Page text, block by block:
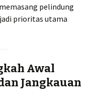
pelindung
prioritas utama
Awal
Jangkauan